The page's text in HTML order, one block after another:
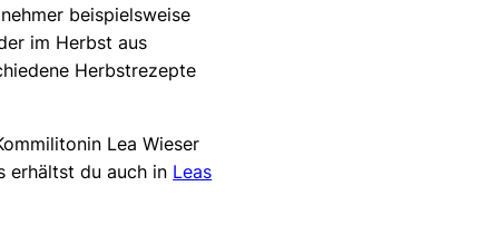
beispielsweise
im Herbst aus
Herbstrezepte
Lea Wieser
erhältst du auch in Leas